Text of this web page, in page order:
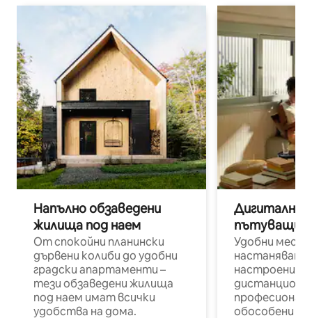
Напълно обзаведени
жилища под наем
От спокойни планински
дървени колиби до удобни
градски апартаменти –
тези обзаведени жилища
под наем имат всички
удобства на дома.
Дигитални
пътуващи
Удобни
настаняване
настроени и
обособени